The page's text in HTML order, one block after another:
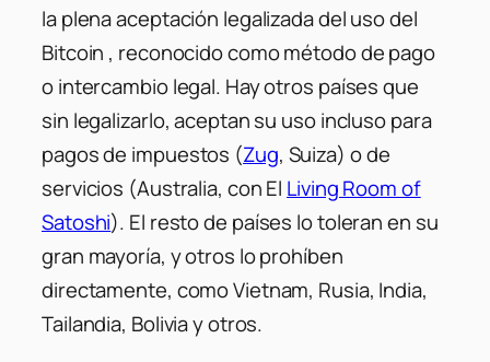
la plena aceptación legalizada del uso del
Bitcoin , reconocido como método de pago
o intercambio legal. Hay otros países que
sin legalizarlo, aceptan su uso incluso para
pagos de impuestos (Zug, Suiza) o de
servicios (Australia, con El Living Room of
Satoshi). El resto de países lo toleran en su
gran mayoría, y otros lo prohíben
directamente, como Vietnam, Rusia, India,
Tailandia, Bolivia y otros.